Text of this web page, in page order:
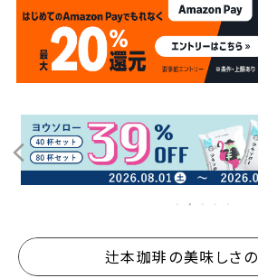
辻本珈琲の美味しさ